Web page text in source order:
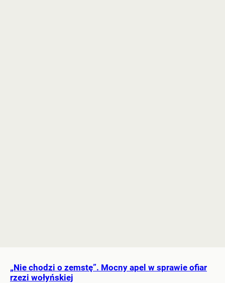
„Nie chodzi o zemstę”. Mocny apel w sprawie ofiar
rzezi wołyńskiej